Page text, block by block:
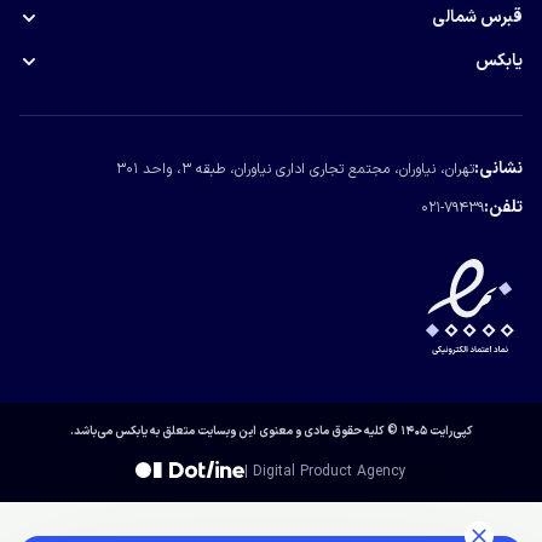
گلدن ویزا امارات
کار در عمان
ویزای EB5 آمریکا
ویزای J-1 آمریکا
قبرس شمالی
خرید ملک در قبرس
یابکس
مجله یابکس
نشانی:تهران، نیاوران، مجتمع تجاری اداری نیاوران، طبقه ۳، واحد ۳۰۱
تلفن:021-79439
کپی‌رایت ۱۴۰۵ © کلیه حقوق مادی و معنوی این وبسایت متعلق به یابکس می‌باشد.
| Digital Product Agency